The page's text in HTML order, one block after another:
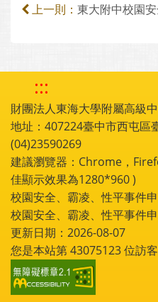
上一則： 東大附中校園
:::
財團法人東海大學附屬高級
地址：407224臺中市西屯區
(04)23590269
建議瀏覽器：Chrome，
佳顯示效果為1280*960 )
校園安全、霸凌、性平事件
校園安全、霸凌、性平事件
更新日期：2026-08-07
您是本站第43075123位訪客